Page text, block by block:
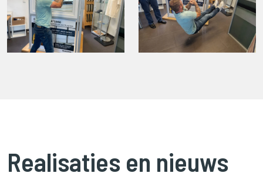
Realisaties en nieuws